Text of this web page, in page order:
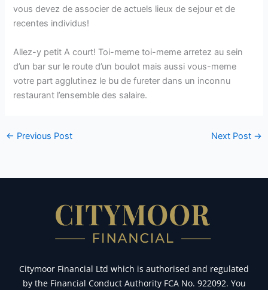
vous devez de associer de actuels lieux de sejour et de
recentes individus!
Allez-y petit A court! Toi-meme toi-meme arretez au sein
d’un bar sur le route d’un boulot mais aussi vous-meme
votre part agglutinez le bu de fureter dans un inconnu
restaurant l’ensemble des salaire.
← Previous Post Next Post →
Citymoor Financial Ltd which is authorised and regulated
by the Financial Conduct Authority FCA No. 922092. You